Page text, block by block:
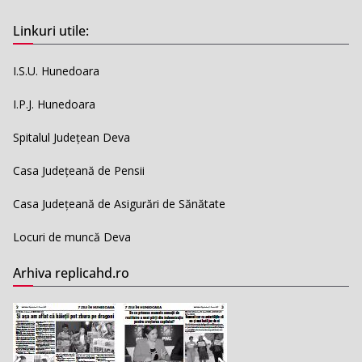
Linkuri utile:
I.S.U. Hunedoara
I.P.J. Hunedoara
Spitalul Județean Deva
Casa Județeană de Pensii
Casa Județeană de Asigurări de Sănătate
Locuri de muncă Deva
Arhiva replicahd.ro